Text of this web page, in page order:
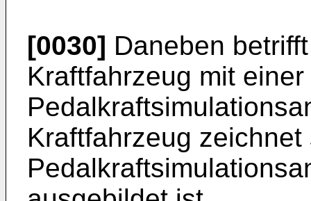
[0030] Daneben
Kraftfahrzeug mit einer
Kraftfahrzeug